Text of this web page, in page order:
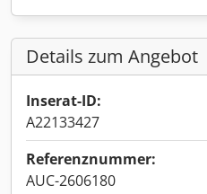
Details zum Angebot
Inserat-ID:
A22133427
Referenznummer:
AUC-2606180